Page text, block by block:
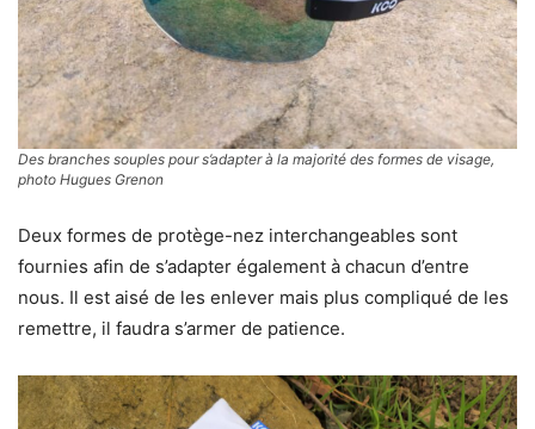
Des branches souples pour s’adapter à la majorité des formes de visage,
photo Hugues Grenon
Deux formes de protège-nez interchangeables sont
fournies afin de s’adapter également à chacun d’entre
nous. Il est aisé de les enlever mais plus compliqué de les
remettre, il faudra s’armer de patience.